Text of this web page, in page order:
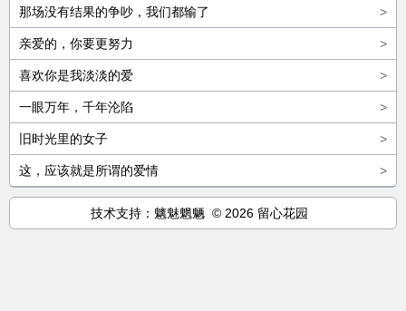
>
那场没有结果的争吵，我们都输了
>
亲爱的，你要更努力
>
喜欢你是我淡淡的爱
>
一眼万年，千年沦陷
>
旧时光里的女子
>
这，应该就是所谓的爱情
技术支持：魑魅魍魉 © 2026 留心花园